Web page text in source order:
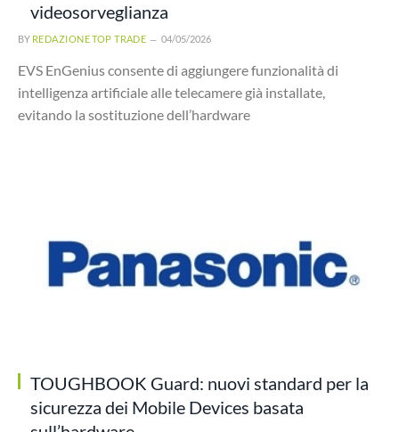
videosorveglianza
BY REDAZIONE TOP TRADE 04/05/2026
EVS EnGenius consente di aggiungere funzionalità di
intelligenza artificiale alle telecamere già installate,
evitando la sostituzione dell’hardware
TOUGHBOOK Guard: nuovi standard per la
sicurezza dei Mobile Devices basata